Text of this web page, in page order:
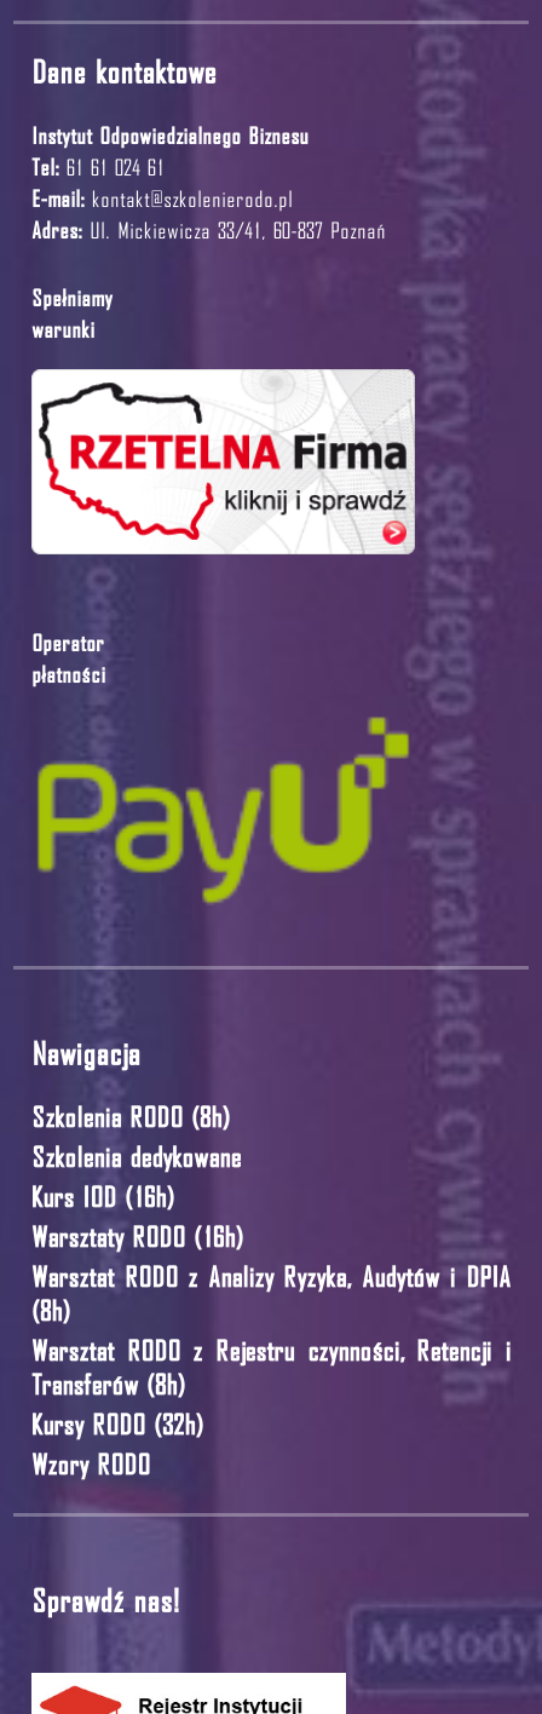
Dane kontaktowe
Instytut Odpowiedzialnego Biznesu
Tel:61 61 024 61
E-mail: kontakt@szkolenierodo.pl
Adres: Ul. Mickiewicza 33/41, 60-837 Poznań
Spełniamy
warunki
Operator
płatności
Nawigacja
Szkolenia RODO (8h)
Szkolenia dedykowane
Kurs IOD (16h)
Warsztaty RODO (16h)
Warsztat RODO z Analizy Ryzyka, Audytów i DPIA
(8h)
Warsztat RODO z Rejestru czynności, Retencji i
Transferów (8h)
Kursy RODO (32h)
Wzory RODO
Sprawdź nas!